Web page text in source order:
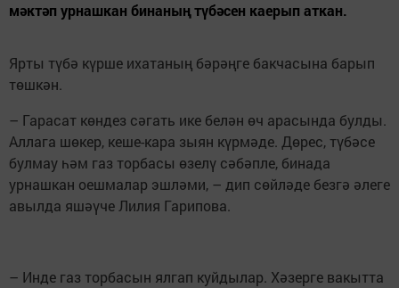
мәктәп урнашкан бинаның түбәсен каерып аткан.
Ярты түбә күрше ихатаның бәрәңге бакчасына барып
төшкән.
– Гарасат көндез сәгать ике белән өч арасында булды.
Аллага шөкер, кеше-кара зыян күрмәде. Дөрес, түбәсе
булмау һәм газ торбасы өзелү сәбәпле, бинада
урнашкан оешмалар эшләми, – дип сөйләде безгә әлеге
авылда яшәүче Лилия Гарипова.
– Инде газ торбасын ялгап куйдылар. Хәзерге вакытта